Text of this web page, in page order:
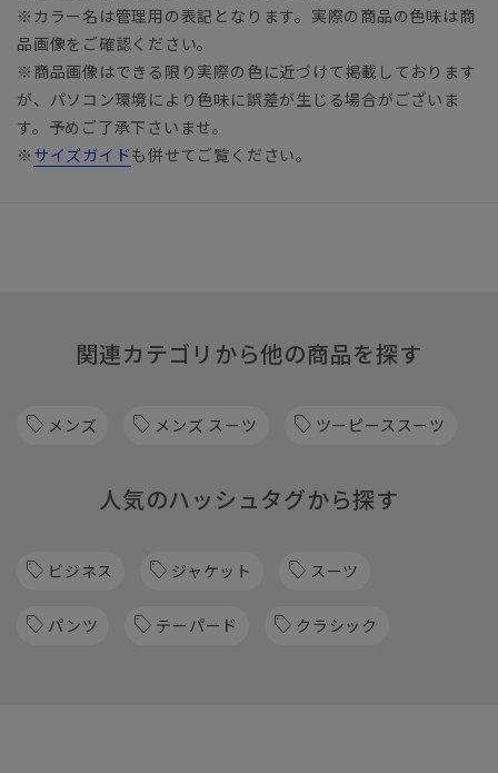
※カラー名は管理用の表記となります。実際の商品の色味は商
品画像をご確認ください。
※商品画像はできる限り実際の色に近づけて掲載しております
が、パソコン環境により色味に誤差が生じる場合がございま
す。予めご了承下さいませ。
※ サイズガイドも併せてご覧ください。
関連カテゴリから他の商品を探す
メンズ メンズ スーツ ツーピーススーツ
人気のハッシュタグから探す
ビジネス ジャケット スーツ
パンツ テーパード クラシック